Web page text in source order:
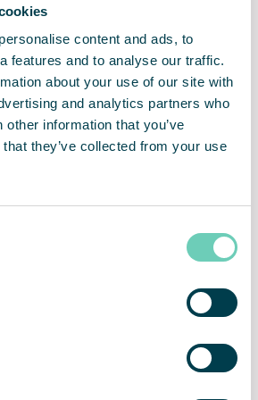
content and ads, to
features and to analyse our traffic.
about your use of our site with
and analytics partners who
information that you’ve
they’ve collected from your use
Wissen, Erfahrung & eigene
Produktentwicklung
Langfristige Zuverlässigkeit
dank Lifetime Performane